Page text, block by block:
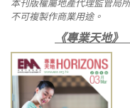
本刊版權屬地產代理監管局
不可複製作商業用途。
《專業天地》